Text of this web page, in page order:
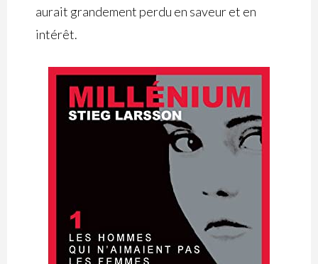
aurait grandement perdu en saveur et en
intérêt.